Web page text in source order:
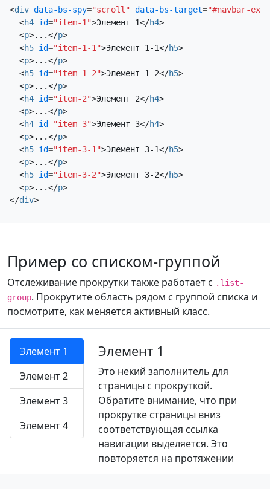
всего примера компонента. Мы
продолжаем добавлять сюда еще
подчеркнуть прокрутку и
страницы с прокруткой.
прокрутке страницы вниз
соответствующая ссылка
навигации выделяется. Это
подчеркнуть прокрутку и
выделение.
Элемент 3
Это некий заполнитель для
страницы с прокруткой.
Обратите внимание, что при
прокрутке страницы вниз
соответствующая ссылка
навигации выделяется. Это
повторяется на протяжении
всего примера компонента. Мы
продолжаем добавлять сюда еще
несколько примеров, чтобы
подчеркнуть прокрутку и
<div data-bs-spy="scroll" data-bs-target="#navbar-
<h4 id="item-1">Элемент 1</h4>
<p>...</p>
<h5 id="item-1-1">Элемент 1-1</h5>
<p>...</p>
<h5 id="item-1-2">Элемент 1-2</h5>
<p>...</p>
<h4 id="item-2">Элемент 2</h4>
<p>...</p>
<h4 id="item-3">Элемент 3</h4>
<p>...</p>
<h5 id="item-3-1">Элемент 3-1</h5>
<p>...</p>
<h5 id="item-3-2">Элемент 3-2</h5>
<p>...</p>
</div>
Пример со списком-группой
Отслеживание прокрутки также работает с .list-
group. Прокрутите область рядом с группой списка и
посмотрите, как меняется активный класс.
Элемент 1
Элемент 2
Элемент 3
Элемент 4
Элемент 1
Это некий заполнитель для
страницы с прокруткой.
Обратите внимание, что при
прокрутке страницы вниз
соответствующая ссылка
навигации выделяется. Это
повторяется на протяжении